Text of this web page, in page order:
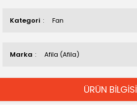
Kategori Fan
Marka Afila (Afila)
ÜRÜN BİLGİSİ